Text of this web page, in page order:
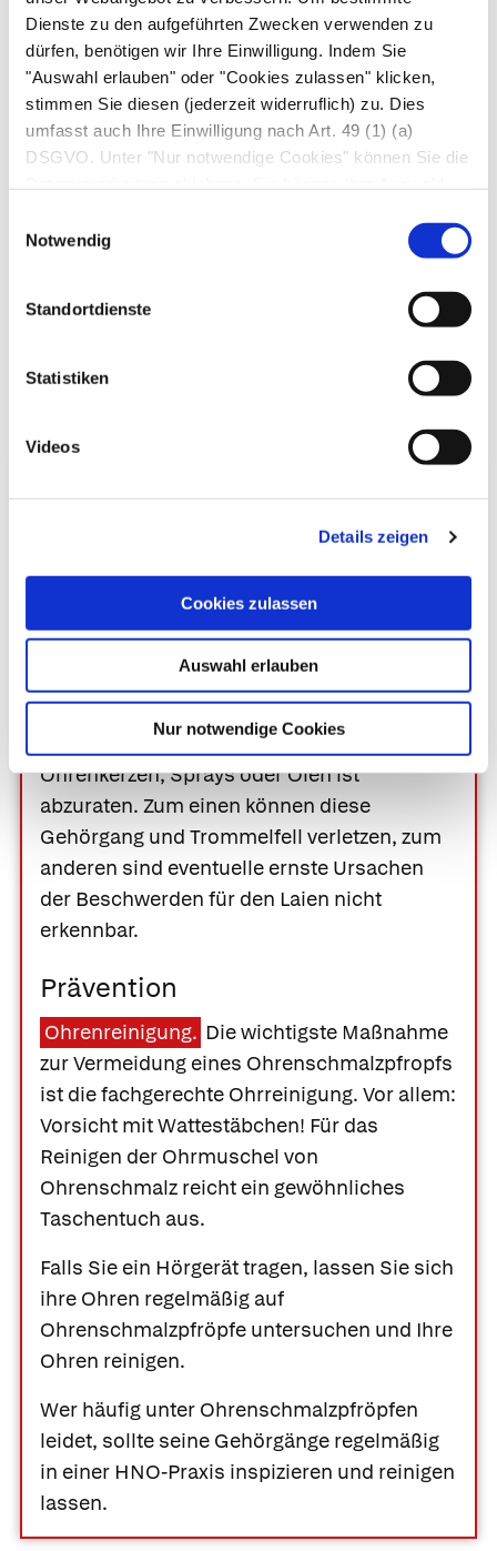
Dienste zu den aufgeführten Zwecken verwenden zu
dürfen, benötigen wir Ihre Einwilligung. Indem Sie
"Auswahl erlauben" oder "Cookies zulassen" klicken,
stimmen Sie diesen (jederzeit widerruflich) zu. Dies
umfasst auch Ihre Einwilligung nach Art. 49 (1) (a)
DSGVO. Unter "Nur notwendige Cookies" können Sie die
Notwendig
Standortdienste
Statistiken
Videos
Details zeigen
Cookies zulassen
Auswahl erlauben
Nur notwendige Cookies
Ohrspülung durch Ohrentropfen mit
Wasserstoffperoxidoder Glycerin auf. Zum
Schluss prüft sie den Behandlungserfolg durch
eine erneute Untersuchung des Gehörgangs.
Prognose
Ohrenschmalzpfropf eine harmlose Erkrankung.
selten, und haben als Ursache enge Gehörgänge
Ohrenschmalzzusammensetzung.
Ihre Apotheke
Was Sie selbst tun können
Erweichen und Ausspülen eines
Ohrenschmalzpfropfs wie etwa
Ohrenkerzen, Sprays oder Ölen ist
abzuraten. Zum einen können diese
Gehörgang und Trommelfell verletzen, zum
anderen sind eventuelle ernste Ursachen
der Beschwerden für den Laien nicht
erkennbar.
Prävention
Ohrenreinigung. Die wichtigste Maßnahme
zur Vermeidung eines Ohrenschmalzpfropfs
ist die fachgerechte Ohrreinigung. Vor allem:
Vorsicht mit Wattestäbchen! Für das
Reinigen der Ohrmuschel von
Ohrenschmalz reicht ein gewöhnliches
Taschentuch aus.
Falls Sie ein Hörgerät tragen, lassen Sie sich
ihre Ohren regelmäßig auf
Ohrenschmalzpfröpfe untersuchen und Ihre
Ohren reinigen.
Wer häufig unter Ohrenschmalzpfröpfen
leidet, sollte seine Gehörgänge regelmäßig
in einer HNO-Praxis inspizieren und reinigen
lassen.